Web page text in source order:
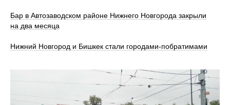
Бар в Автозаводском районе Нижнего Новгорода закрыли
на два месяца
Нижний Новгород и Бишкек стали городами-побратимами